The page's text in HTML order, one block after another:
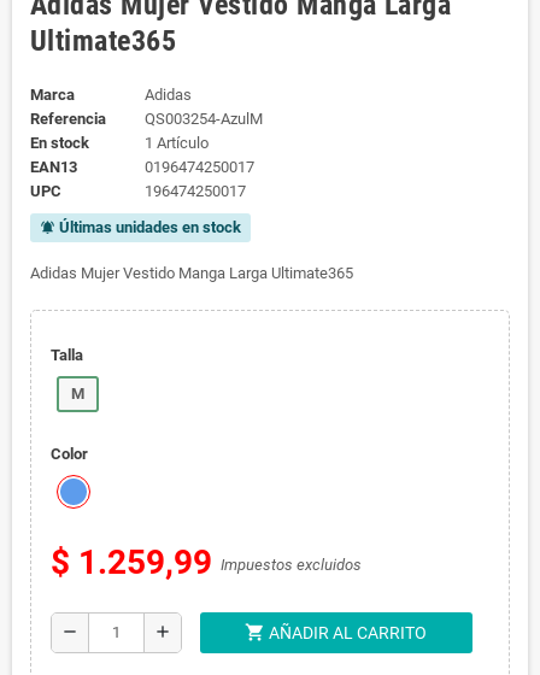
Ultimate365
Marca
Adidas
Referencia
QS003254-AzulM
En stock
1 Artículo
EAN13
0196474250017
UPC
196474250017
notifications_active Últimas unidades en stock
Adidas Mujer Vestido Manga Larga Ultimate365
Talla
M
Color
$ 1.259,99 Impuestos excluidos
remove add shopping_cart AÑADIR AL CARRITO